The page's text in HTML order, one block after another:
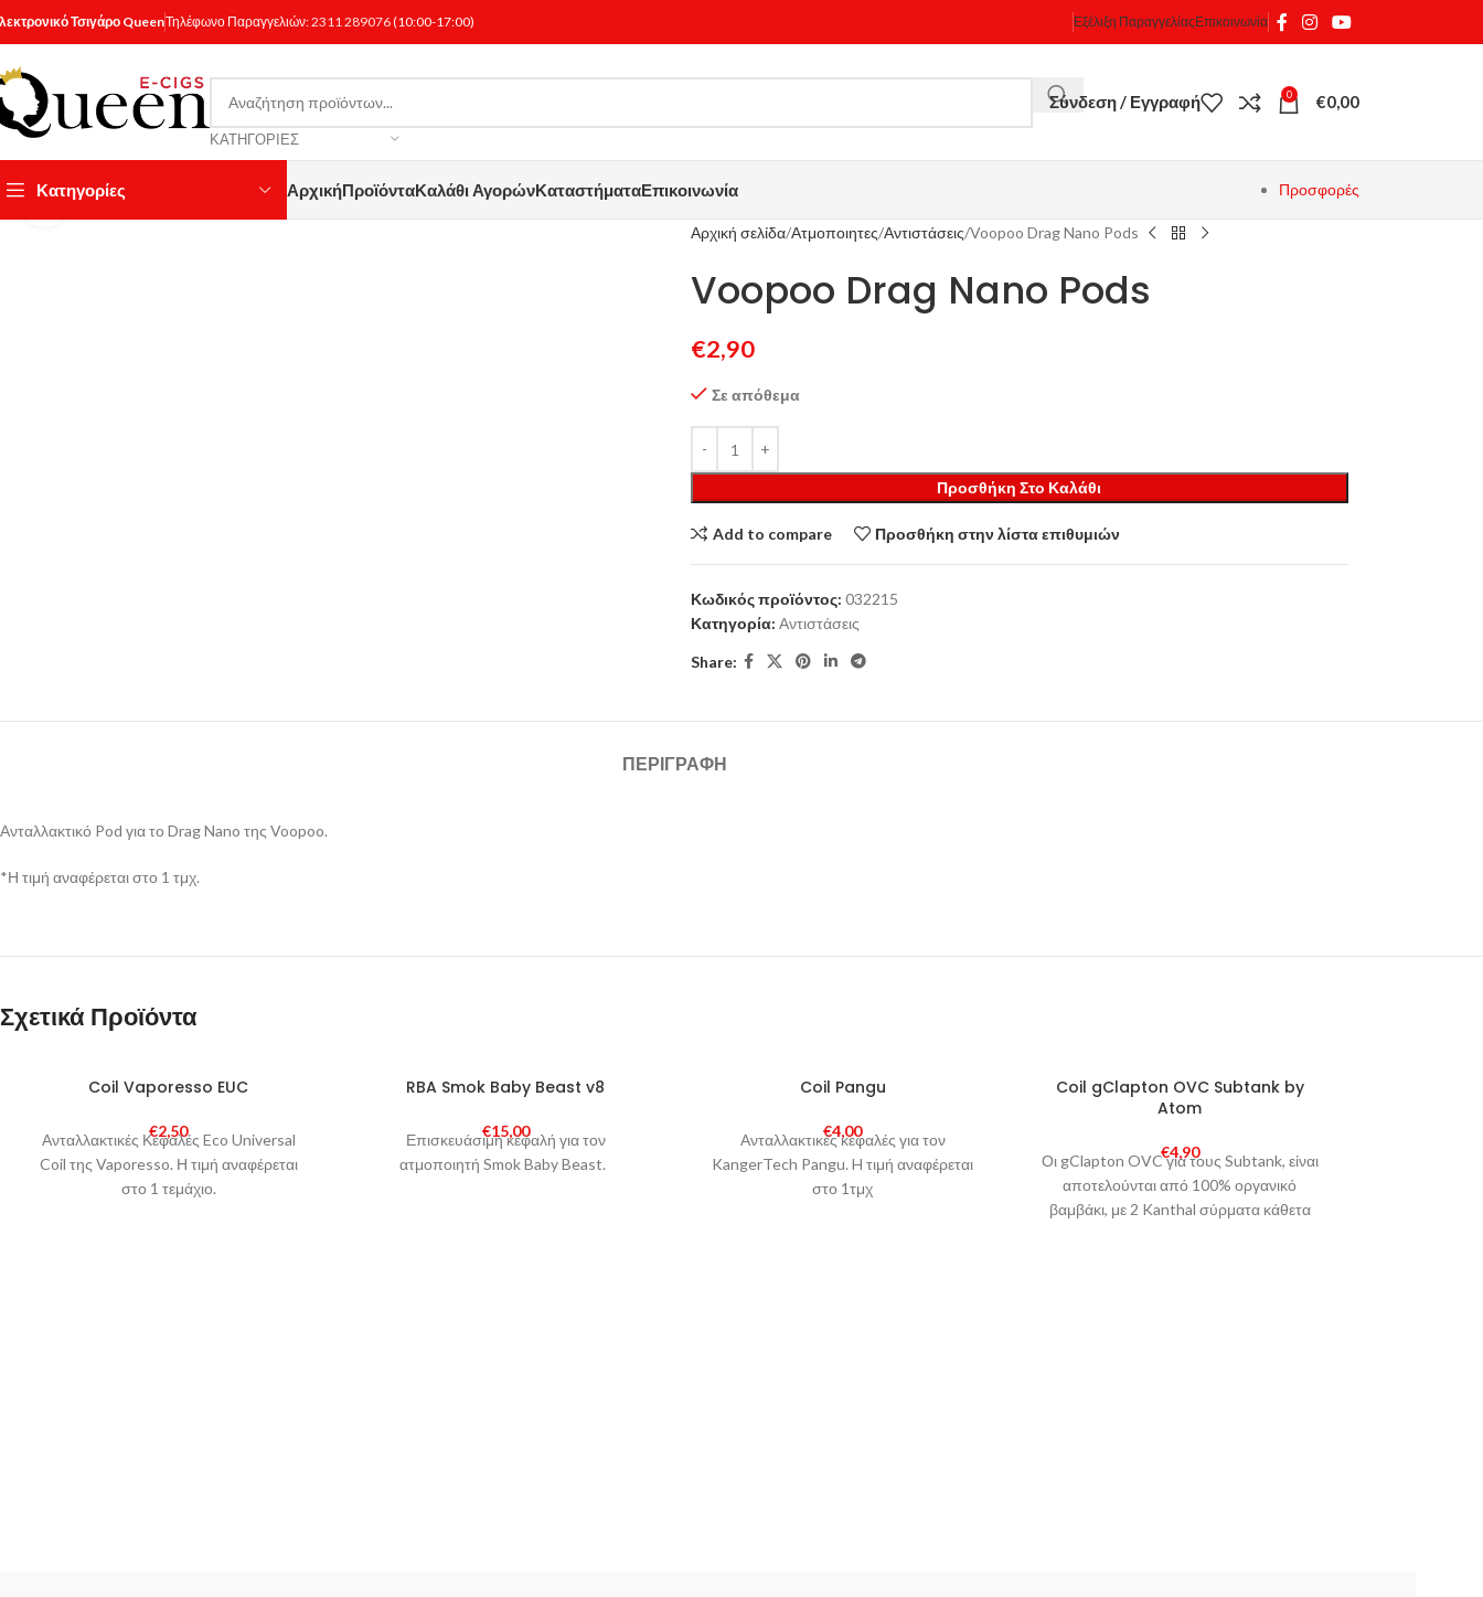
Τσιγάρο QueenΤηλέφωνο Παραγγελιών:2311 289076(10:00-17:00) Εξέλιξη ΠαραγγελίαςΕπικοινωνία
ΚΑΤΗΓΟΡΊΕΣ
Σύνδεση / Εγγραφή 0 €0,00
Κατηγορίες ΑρχικήΠροϊόνταΚαλάθι ΑγορώνΚαταστήματαΕπικοινωνία Προσφορές
Κάντε κλικ για μεγέθυνση
Αρχική σελίδα Ατμοποιητες Αντιστάσεις Voopoo Drag Nano Pods
Voopoo Drag Nano Pods
€2,90
Σε απόθεμα
Προσθήκη Στο Καλάθι
Add to compare Προσθήκη στην λίστα επιθυμιών
Κωδικός προϊόντος: 032215
Κατηγορία: Αντιστάσεις
Share:
ΠΕΡΙΓΡΑΦΉ
Ανταλλακτικό Pod για το Drag Nano της Voopoo.
*Η τιμή αναφέρεται στο 1 τμχ.
Σχετικά Προϊόντα
Coil Vaporesso EUC
€2,50
Ανταλλακτικές Κεφαλές Eco Universal
Coil της Vaporesso. Η τιμή αναφέρεται
στο 1 τεμάχιο.
RBA Smok Baby Beast v8
€15,00
Επισκευάσιμη κεφαλή για τον
ατμοποιητή Smok Baby Beast.
Coil Pangu
€4,00
Ανταλλακτικές κεφαλές για τον
KangerTech Pangu. H τιμή αναφέρεται
στο 1τμχ
Coil gClapton OVC Subtank by
Atom
€4,90
Οι gClapton OVC για τους Subtank, είναι
αποτελούνται από 100% οργανικό
βαμβάκι, με 2 Kanthal σύρματα κάθετα